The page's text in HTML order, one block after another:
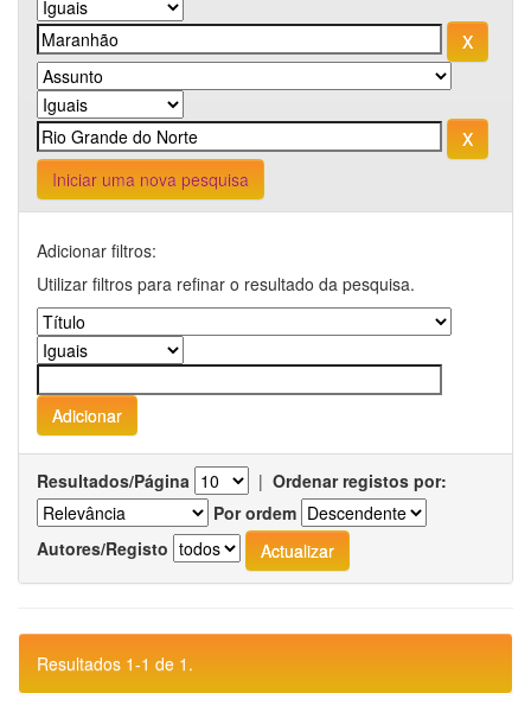
Iniciar uma nova pesquisa
Adicionar filtros:
Utilizar filtros para refinar o resultado da pesquisa.
Resultados/Página | Ordenar registos por:
Por ordem
Autores/Registo
Resultados 1-1 de 1.